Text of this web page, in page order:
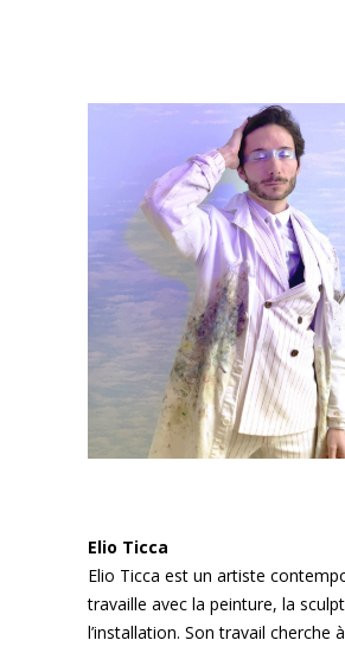
Elio Ticca
Elio Ticca est un artiste
travaille avec la peinture, la
l’installation. Son travail cherche